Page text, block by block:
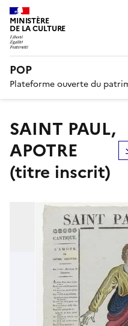
MINISTÈRE
DE LA CULTURE
POP
Plateforme ouverte du
SAINT PAUL,
APOTRE
(titre inscrit)